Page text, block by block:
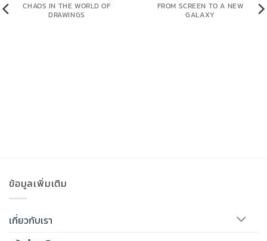
CHAOS IN THE WORLD OF
DRAWINGS
FROM SCREEN TO A NEW
GALAXY
ข้อมูลเพิ่มเติม
เกี่ยวกับเรา